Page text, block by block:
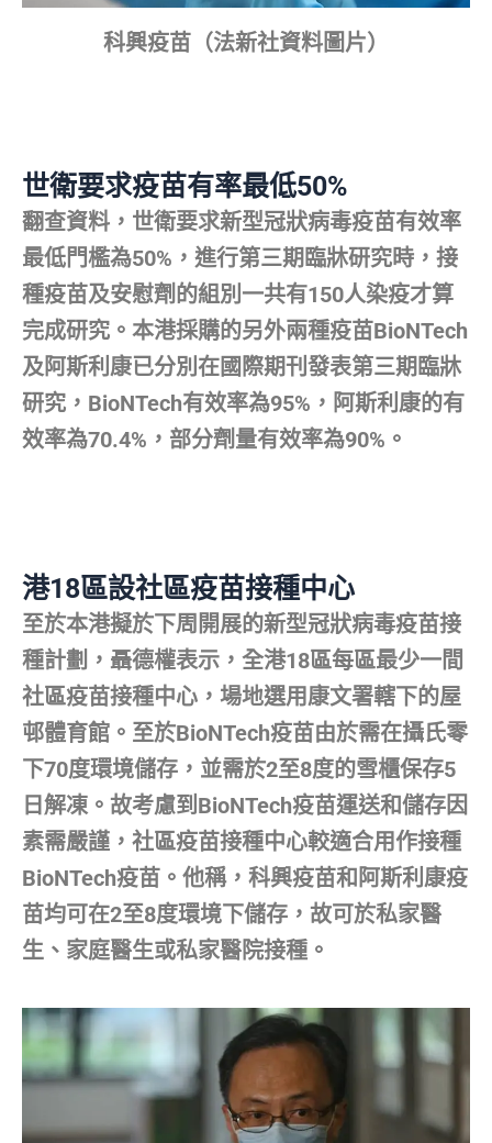
科興疫苗（法新社資料圖片）
世衛要求疫苗有率最低50%
翻查資料，世衛要求新型冠狀病毒疫苗有效率
最低門檻為50%，進行第三期臨牀研究時，接
種疫苗及安慰劑的組別一共有150人染疫才算
完成研究。本港採購的另外兩種疫苗BioNTech
及阿斯利康已分別在國際期刊發表第三期臨牀
研究，BioNTech有效率為95%，阿斯利康的有
效率為70.4%，部分劑量有效率為90%。
港18區設社區疫苗接種中心
至於本港擬於下周開展的新型冠狀病毒疫苗接
種計劃，聶德權表示，全港18區每區最少一間
社區疫苗接種中心，場地選用康文署轄下的屋
邨體育館。至於BioNTech疫苗由於需在攝氏零
下70度環境儲存，並需於2至8度的雪櫃保存5
日解凍。故考慮到BioNTech疫苗運送和儲存因
素需嚴謹，社區疫苗接種中心較適合用作接種
BioNTech疫苗。他稱，科興疫苗和阿斯利康疫
苗均可在2至8度環境下儲存，故可於私家醫
生、家庭醫生或私家醫院接種。